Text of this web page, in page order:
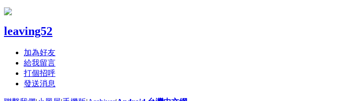
leaving52
加為好友
給我留言
打個招呼
發送消息